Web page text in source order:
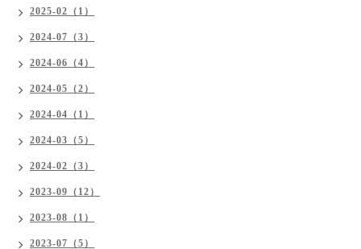
2025-02（1）
2024-07（3）
2024-06（4）
2024-05（2）
2024-04（1）
2024-03（5）
2024-02（3）
2023-09（12）
2023-08（1）
2023-07（5）